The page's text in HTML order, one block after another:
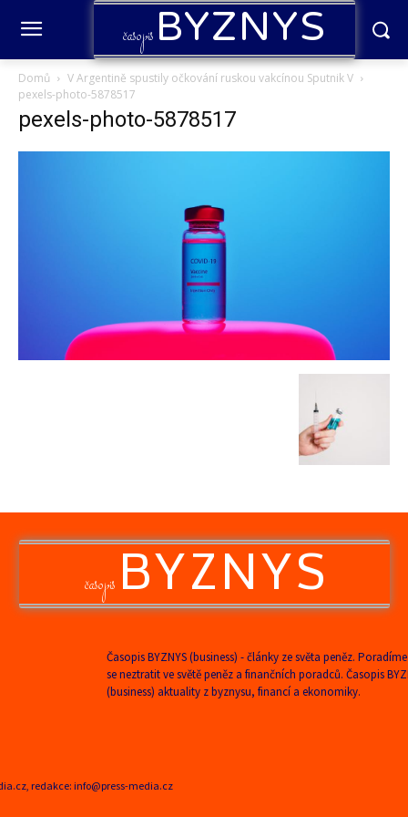
časopisBYZNYS
Domů
V Argentině spustily očkování ruskou vakcínou Sputnik V
pexels-photo-5878517
pexels-photo-5878517
časopisBYZNYS
Časopis BYZNYS (business) - články ze světa peněz.
se neztratit ve světě peněz a finančních poradců. Časopis
(business) aktuality z byznysu, financí a ekonomiky.
redakce: info@press-media.cz